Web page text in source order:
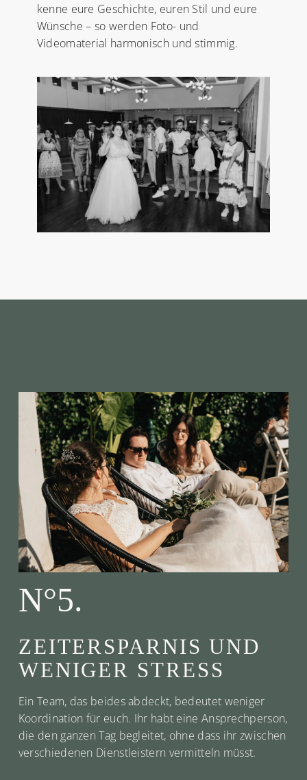
kenne eure Geschichte, euren Stil und eure
Wünsche – so werden Foto- und
Videomaterial harmonisch und stimmig.
N°5.
ZEITERSPARNIS UND
WENIGER STRESS
Ein Team, das beides abdeckt, bedeutet weniger
Koordination für euch. Ihr habt eine Ansprechperson,
die den ganzen Tag begleitet, ohne dass ihr zwischen
verschiedenen Dienstleistern vermitteln müsst.